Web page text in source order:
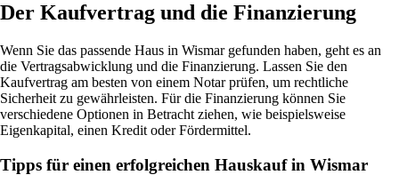
Der Kaufvertrag und die Finanzierung
Wenn Sie das passende Haus in Wismar gefunden haben, geht es an
die Vertragsabwicklung und die Finanzierung. Lassen Sie den
Kaufvertrag am besten von einem Notar prüfen, um rechtliche
Sicherheit zu gewährleisten. Für die Finanzierung können Sie
verschiedene Optionen in Betracht ziehen, wie beispielsweise
Eigenkapital, einen Kredit oder Fördermittel.
Tipps für einen erfolgreichen Hauskauf in Wismar